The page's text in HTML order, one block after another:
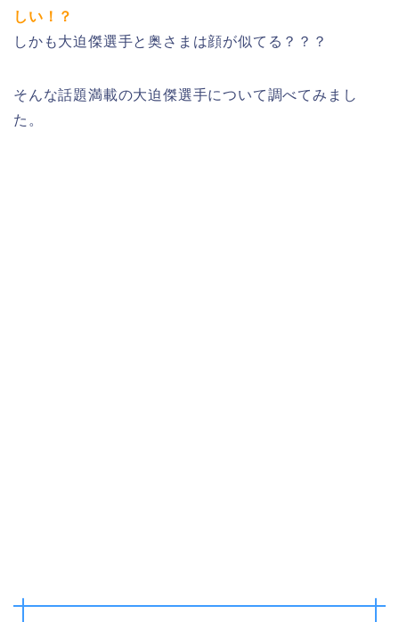
しい！？
しかも大迫傑選手と奥さまは顔が似てる？？？
そんな話題満載の大迫傑選手について調べてみまし
た。